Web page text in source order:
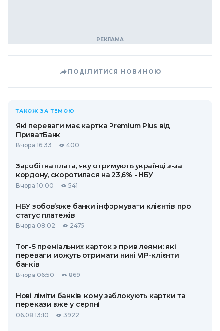
ПОДІЛИТИСЯ НОВИНОЮ
ТАКОЖ ЗА ТЕМОЮ
Які переваги має картка Premium Plus від
ПриватБанк
Вчора 16:33 400
Заробітна плата, яку отримують українці з-за
кордону, скоротилася на 23,6% - НБУ
Вчора 10:00 541
НБУ зобов’яже банки інформувати клієнтів про
статус платежів
Вчора 08:02 2475
Топ-5 преміальних карток з привілеями: які
переваги можуть отримати нині VIP-клієнти
банків
Вчора 06:50 869
Нові ліміти банків: кому заблокують картки та
перекази вже у серпні
06.08 13:10 3922